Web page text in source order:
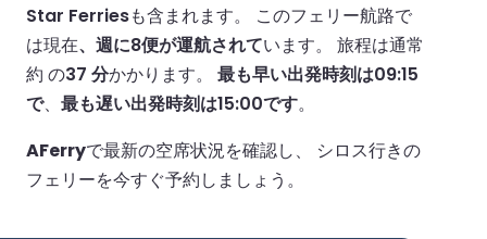
Star Ferriesも含まれます。 このフェリー航路で
は現在、週に8便が運航されています。 旅程は通常
約 の37 分かかります。 最も早い出発時刻は09:15
で、 最も遅い出発時刻は15:00です。
AFerryで最新の空席状況を確認し、 シロス行きの
フェリーを今すぐ予約しましょう。